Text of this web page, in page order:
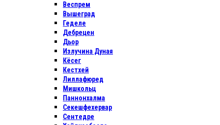
Веспрем
Вышеград
Геделе
Дебрецен
Дьор
Излучина Дуная
Кёсег
Кестхей
Лиллафюред
Мишкольц
Паннонхалма
Секешфехервар
Сентедре